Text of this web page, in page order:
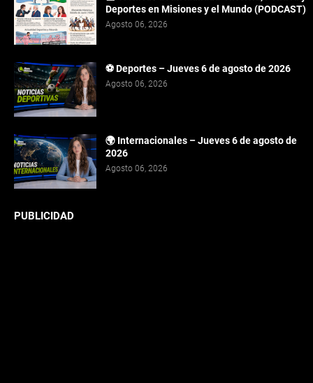
Deportes en Misiones y el Mundo (PODCAST)
Agosto 06, 2026
⚽ Deportes – Jueves 6 de agosto de 2026
Agosto 06, 2026
🌍 Internacionales – Jueves 6 de agosto de
2026
Agosto 06, 2026
PUBLICIDAD